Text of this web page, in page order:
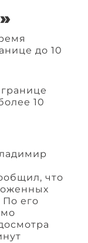
до 10
что
По его